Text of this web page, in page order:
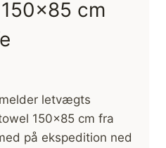
cm
letvægts
150×85 cm fra
på ekspedition ned